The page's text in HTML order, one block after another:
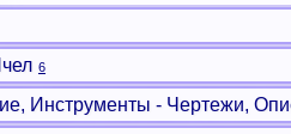
6
Инструменты - Чертежи,